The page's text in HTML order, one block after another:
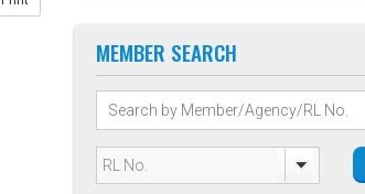
MEMBER SEARCH